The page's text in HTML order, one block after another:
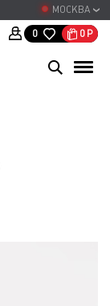
МОСКВА
0 0 Р